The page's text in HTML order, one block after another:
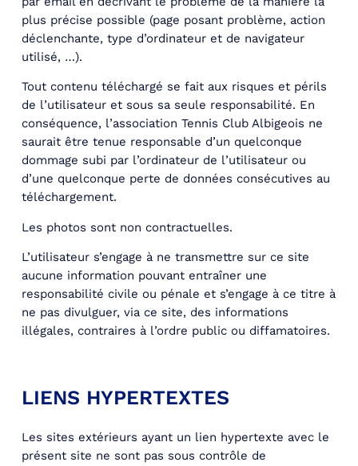
plus précise possible (page posant problème, action
déclenchante, type d’ordinateur et de navigateur
utilisé, …).
Tout contenu téléchargé se fait aux risques et périls
de l’utilisateur et sous sa seule responsabilité. En
conséquence, l’association Tennis Club Albigeois ne
saurait être tenue responsable d’un quelconque
dommage subi par l’ordinateur de l’utilisateur ou
d’une quelconque perte de données consécutives au
téléchargement.
Les photos sont non contractuelles.
L’utilisateur s’engage à ne transmettre sur ce site
aucune information pouvant entraîner une
responsabilité civile ou pénale et s’engage à ce titre à
ne pas divulguer, via ce site, des informations
illégales, contraires à l’ordre public ou diffamatoires.
LIENS HYPERTEXTES
Les sites extérieurs ayant un lien hypertexte avec le
présent site ne sont pas sous contrôle de